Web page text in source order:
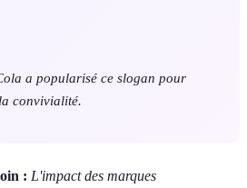
a popularisé ce slogan pour
convivialité.
: L'impact des marques